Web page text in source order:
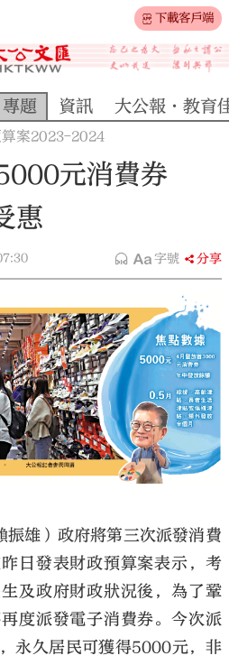
下載客戶端
文匯
專題 資訊 大公報·教育
算案2023-2024
元消費券
惠
字號 分享
振雄）政府將第三次派發消費
日發表財政預算案表示，考
及政府財政狀況後，為了鞏
度派發電子消費券。今次派
永久居民可獲得5000元，非